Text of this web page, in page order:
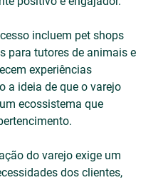
incluem pet shops
para tutores de animais e
experiências
a ideia de que o varejo
ecossistema que
do varejo exige um
dos clientes,